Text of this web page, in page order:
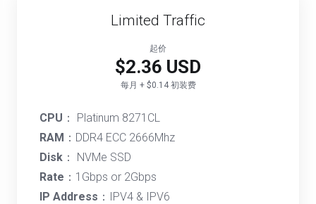
Limited Traffic
起价
$2.36 USD
每月 + $0.14 初装费
CPU ： Platinum 8271CL
RAM ：DDR4 ECC 2666Mhz
Disk ： NVMe SSD
Rate ：1Gbps or 2Gbps
IP Address ：IPV4 & IPV6